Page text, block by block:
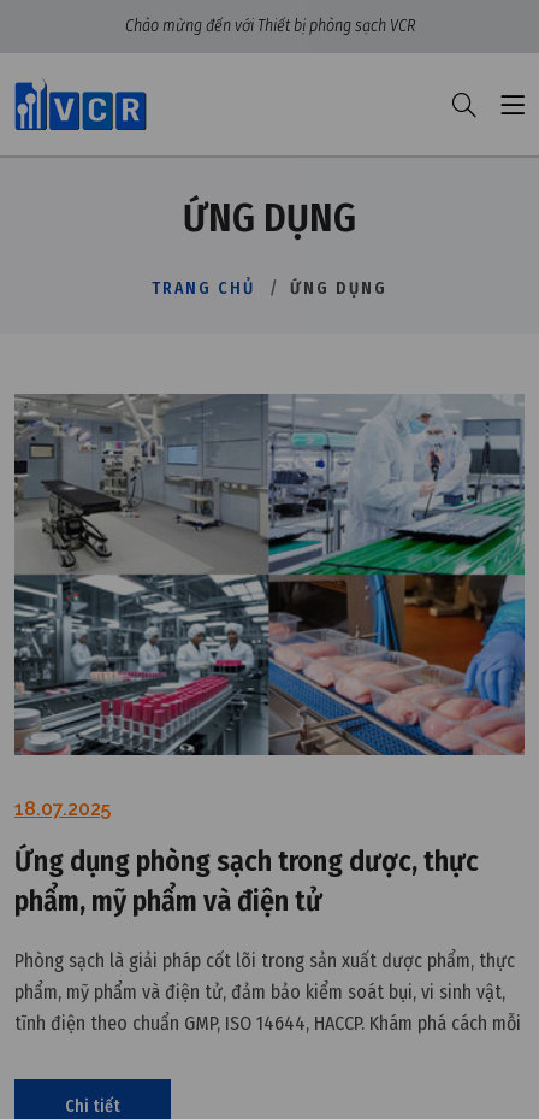
Chào mừng đến với Thiết bị phòng sạch VCR
ỨNG DỤNG
TRANG CHỦ ỨNG DỤNG
18.07.2025
Ứng dụng phòng sạch trong dược, thực
phẩm, mỹ phẩm và điện tử
Phòng sạch là giải pháp cốt lõi trong sản xuất dược phẩm, thực
phẩm, mỹ phẩm và điện tử, đảm bảo kiểm soát bụi, vi sinh vật,
tĩnh điện theo chuẩn GMP, ISO 14644, HACCP. Khám phá cách mỗi
trường ổn định và đáp ứng yêu cầu xuất khẩu quốc tế.
Chi tiết